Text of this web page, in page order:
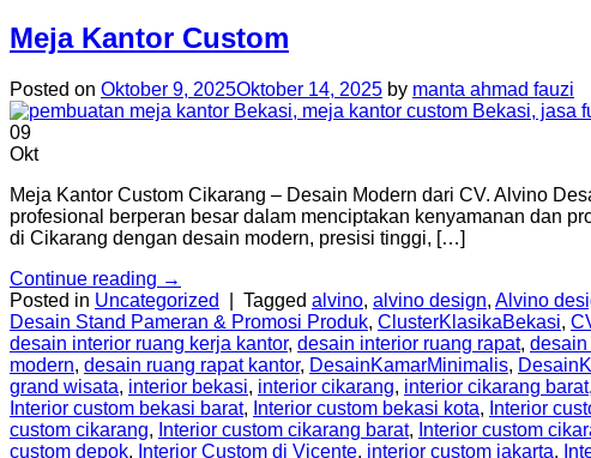
Meja Kantor Custom
Posted on Oktober 9, 2025Oktober 14, 2025 by manta ahmad fauzi
09
Okt
Meja Kantor Custom Cikarang – Desain Modern dari CV. Alvino
profesional berperan besar dalam menciptakan kenyamanan dan
di Cikarang dengan desain modern, presisi tinggi, […]
Continue reading →
Posted in Uncategorized Tagged alvino, alvino design, Alvino
Desain Stand Pameran & Promosi Produk, ClusterKlasikaBekasi,
desain interior ruang kerja kantor, desain interior ruang rapat, desain
modern, desain ruang rapat kantor, DesainKamarMinimalis,
grand wisata, interior bekasi, interior cikarang, interior cikarang barat,
Interior custom bekasi barat, Interior custom bekasi kota, Interior
custom cikarang, Interior custom cikarang barat, Interior custom
custom depok, Interior Custom di Vicente, interior custom jakarta,